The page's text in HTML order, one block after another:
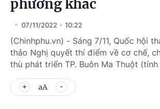
phương khác
07/11/2022 10:22
(Chinhphu.vn) - Sáng 7/11, Quốc hội
thảo Nghị quyết thí điểm về cơ chế,
thù phát triển TP. Buôn Ma Thuột
aA